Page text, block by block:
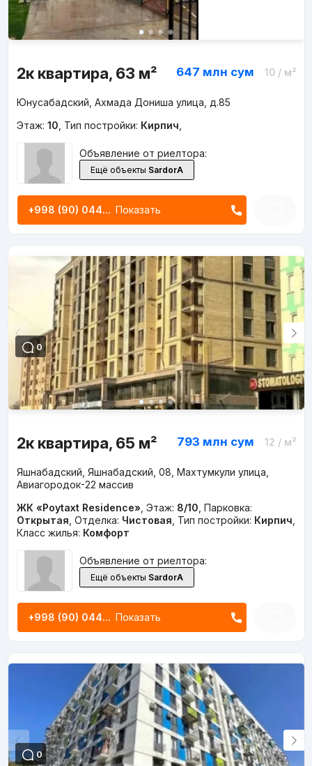
2к квартира, 63 м² 647 млн сум 10/ м²
Юнусабадский, Ахмада Дониша улица, д.85
Этаж: 10 Тип постройки: Кирпич
Объявление от риелтора:
Ещё объекты SardorA
+998 (90) 044... Показать
0
2к квартира, 65 м² 793 млн сум 12 / м²
Яшнабадский, Яшнабадский, 08, Махтумкули улица,
Авиагородок-22 массив
ЖК «Poytaxt Residence» Этаж: 8/10 Парковка:
Открытая Отделка: Чистовая Тип постройки: Кирпич
Класс жилья: Комфорт
Объявление от риелтора:
Ещё объекты SardorA
+998 (90) 044... Показать
0